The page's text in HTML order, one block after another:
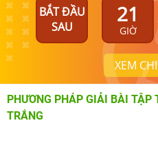
BẮT ĐẦU
SAU
21
GIỜ
XEM
PHƯƠNG PHÁP GIẢI BÀI TẬP
TRẮNG